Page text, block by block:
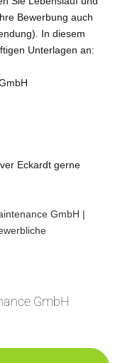
Bewerbung auch
In diesem
Unterlagen an:
Eckardt gerne
GmbH |
GmbH